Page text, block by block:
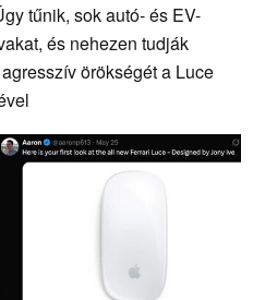
tűnik, sok autó- és EV-
és nehezen tudják
örökségét a Luce